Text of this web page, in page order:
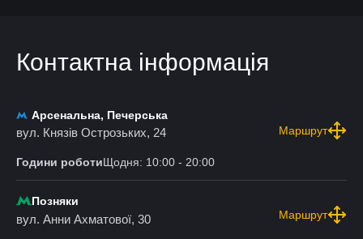
Контактна інформація
Арсенальна, Печерська
вул. Князів Острозьких, 24 Маршрут
Години роботиЩодня: 10:00 - 20:00
Позняки
вул. Анни Ахматової, 30 Маршрут